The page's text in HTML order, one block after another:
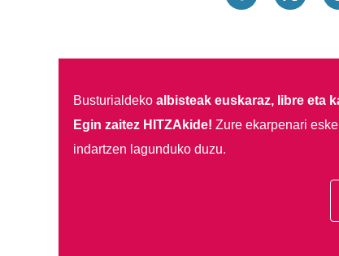
Busturialdeko albisteak euskaraz, libre eta
Egin zaitez HITZAkide! Zure ekarpenari
indartzen lagunduko duzu.